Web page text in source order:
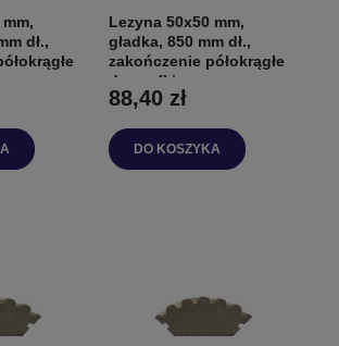
dł.,
Lezyna 50x50 mm,
gładka, 850 mm dł.,
zakończenie półokrągłe
do szafki
88,40 zł
DO KOSZYKA